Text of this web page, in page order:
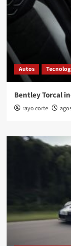
Autos
Bentley Torcal
rayo corte